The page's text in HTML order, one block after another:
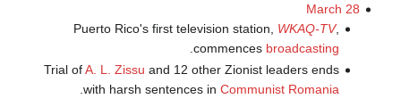
March 28
Puerto Rico's first television station, WKAQ-TV,
commences broadcasting
.
Trial ofA. L. Zissu and 12 other Zionist leaders ends
with harsh sentences inCommunist Romania
.